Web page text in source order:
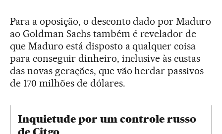
Para a oposição, o desconto dado por Maduro
ao Goldman Sachs também é revelador de
que Maduro está disposto a qualquer coisa
para conseguir dinheiro, inclusive às custas
das novas gerações, que vão herdar passivos
de 170 milhões de dólares.
Inquietude por um controle russo